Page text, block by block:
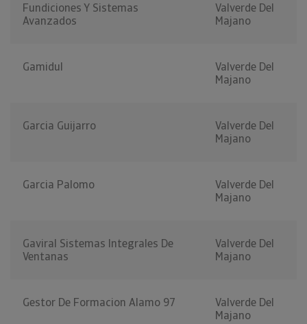
Fundiciones Y Sistemas
Avanzados
Valverde Del
Majano
Gamidul
Valverde Del
Majano
Garcia Guijarro
Valverde Del
Majano
Garcia Palomo
Valverde Del
Majano
Gaviral Sistemas Integrales De
Ventanas
Valverde Del
Majano
Gestor De Formacion Alamo 97
Valverde Del
Majano